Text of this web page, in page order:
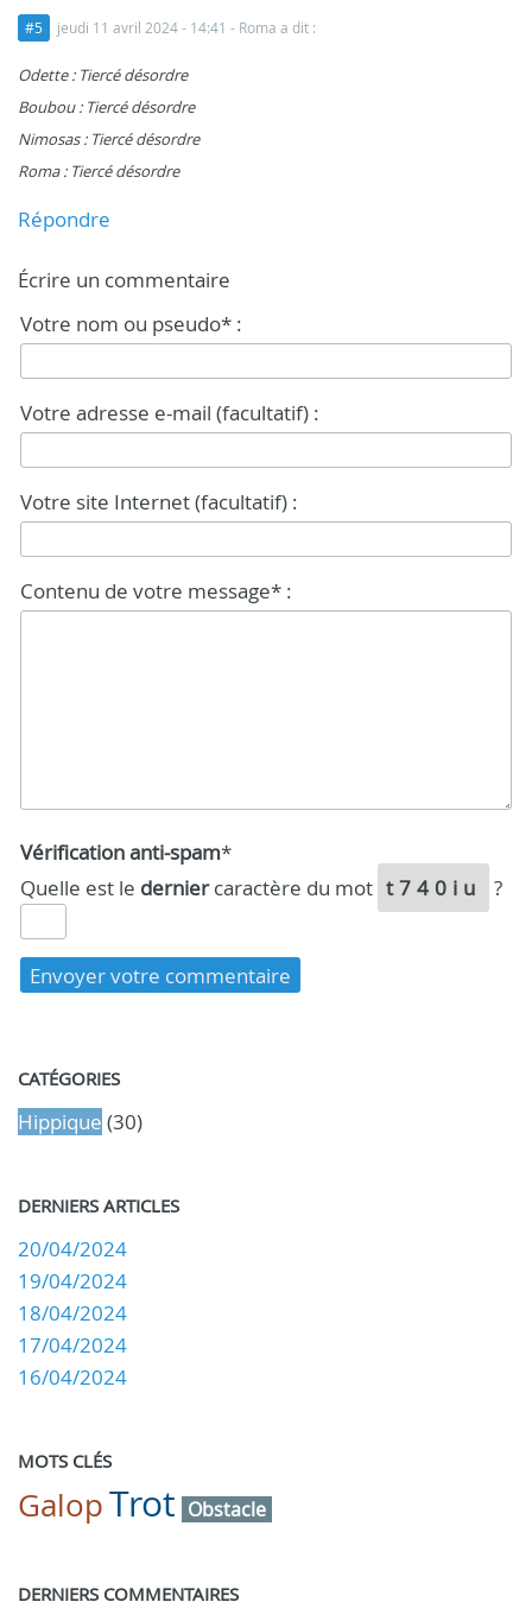
#5 jeudi 11 avril 2024 - 14:41 - Roma a dit :
Odette : Tiercé désordre
Boubou : Tiercé désordre
Nimosas : Tiercé désordre
Roma : Tiercé désordre
Répondre
Écrire un commentaire
Votre nom ou pseudo* :
Votre adresse e-mail (facultatif) :
Votre site Internet (facultatif) :
Contenu de votre message* :
Vérification anti-spam*
Quelle est le derniercaractère du mot t740iu ?
CATÉGORIES
Hippique (30)
DERNIERS ARTICLES
20/04/2024
19/04/2024
18/04/2024
17/04/2024
16/04/2024
MOTS CLÉS
GalopTrot Obstacle
DERNIERS COMMENTAIRES